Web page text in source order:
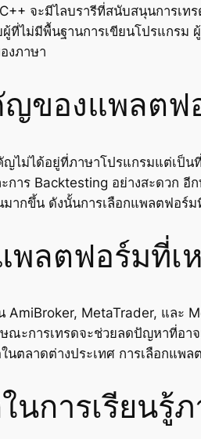
จะมีไลบรารีที่สนับสนุนการเ
ที่ไม่มีพื้นฐานการเขียนโปรแกรม
งภาษา
ของแพลตฟ
ญไม่ได้อยู่ที่ภาษาโปรแกรมแต่เป็
การ Backtesting อย่างสะดวก
ากขึ้น ดังนั้นการเลือกแพลตฟอร์
พลตฟอร์มที่เ
AmiBroker, MetaTrader, และ
ะการเทรดจะช่วยลดปัญหาที่อาจ
นตลาดต่างประเทศ การเลือกแ
นการเรียนรู้